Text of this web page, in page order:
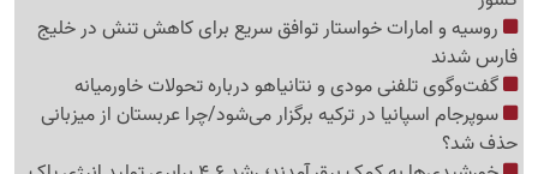
روسیه و امارات خواستار توافق سریع برای کاهش تنش در خلیج
فارس شدند
گفت‌وگوی تلفنی مودی و نتانیاهو درباره تحولات خاورمیانه
سوپرجام اسپانیا در ترکیه برگزار می‌شود/چرا عربستان از میزبانی
حذف شد؟